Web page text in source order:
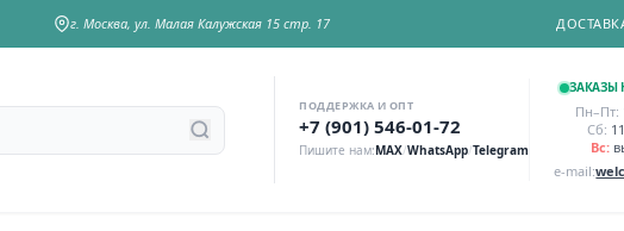
г. Москва, ул. Малая Калужская 15 стр. 17
ПОДДЕРЖКА И ОПТ
+7 (901) 546-01-72
Пишите нам:MAX/WhatsApp/Telegram
ЗАКАЗЫ
Пн–Пт:
Сб:
Вс:
e-mail: